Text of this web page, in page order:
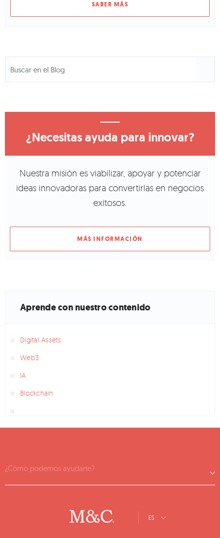
SABER MÁS
¿Necesitas ayuda para innovar?
Nuestra misión es viabilizar, apoyar y potenciar
ideas innovadoras para convertirlas en negocios
exitosos.
MÁS INFORMACIÓN
Aprende con nuestro contenido
Digital Assets
Web3
IA
Blockchain
¿Cómo podemos ayudarte?
ES